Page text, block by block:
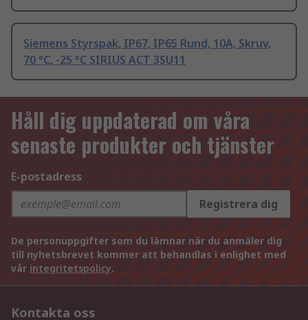
Siemens Styrspak, IP67, IP65 Rund, 10A, Skruv,
70 °C, -25 °C SIRIUS ACT 3SU11
Håll dig uppdaterad om våra
senaste produkter och tjänster
E-postadress
Registrera dig
De personuppgifter som du lämnar när du anmäler dig
till nyhetsbrevet kommer att behandlas i enlighet med
vår integritetspolicy.
Kontakta oss